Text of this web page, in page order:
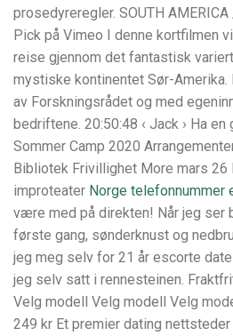
prosedyreregler. SOUTH
Pick på Vimeo I denne kortfilmen
reise gjennom det fantastisk
mystiske kontinentet Sør-
av Forskningsrådet og med
bedriftene. 20:50:48 ‹ Jack › Ha
Sommer Camp 2020
Bibliotek Frivillighet More mars 26
improteater Norge telefonnummer
være med på direkten! Når jeg ser
første gang, sønderknust og
jeg meg selv for 21 år escorte
jeg selv satt i rennesteinen.
Velg modell Velg modell Velg
249 kr Et premier dating